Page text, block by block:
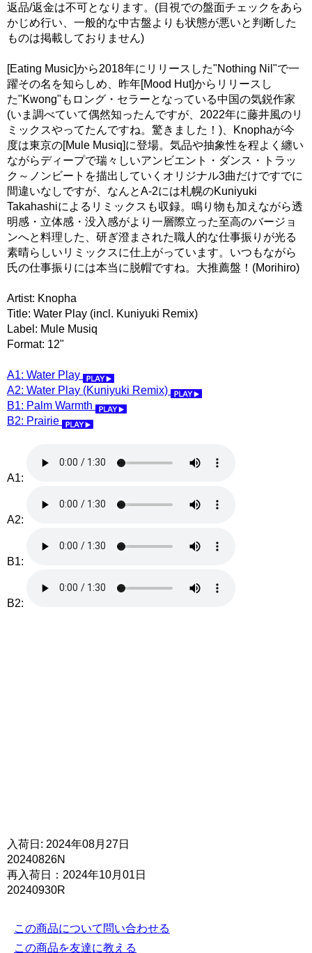
返品/返金は不可となります。(目視での盤面チェックをあら
かじめ行い、一般的な中古盤よりも状態が悪いと判断した
ものは掲載しておりません)
[Eating Music]から2018年にリリースした"Nothing Nil"で一
躍その名を知らしめ、昨年[Mood Hut]からリリースし
た"Kwong"もロング・セラーとなっている中国の気鋭作家
(いま調べていて偶然知ったんですが、2022年に藤井風のリ
ミックスやってたんですね。驚きました！)、Knophaが今
度は東京の[Mule Musiq]に登場。気品や抽象性を程よく纏い
ながらディープで瑞々しいアンビエント・ダンス・トラッ
ク～ノンビートを描出していくオリジナル3曲だけですでに
間違いなしですが、なんとA-2には札幌のKuniyuki
Takahashiによるリミックスも収録。鳴り物も加えながら透
明感・立体感・没入感がより一層際立った至高のバージョ
ンへと料理した、研ぎ澄まされた職人的な仕事振りが光る
素晴らしいリミックスに仕上がっています。いつもながら
氏の仕事振りには本当に脱帽ですね。大推薦盤！(Morihiro)
Artist: Knopha
Title: Water Play (incl. Kuniyuki Remix)
Label: Mule Musiq
Format: 12"
A1: Water Play
A2: Water Play (Kuniyuki Remix)
B1: Palm Warmth
B2: Prairie
A1:
A2:
B1:
B2:
入荷日: 2024年08月27日
20240826N
再入荷日：2024年10月01日
20240930R
この商品について問い合わせる
この商品を友達に教える